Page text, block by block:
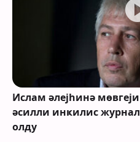
Ислам әлејһинә
әсилли инҝилис
олду